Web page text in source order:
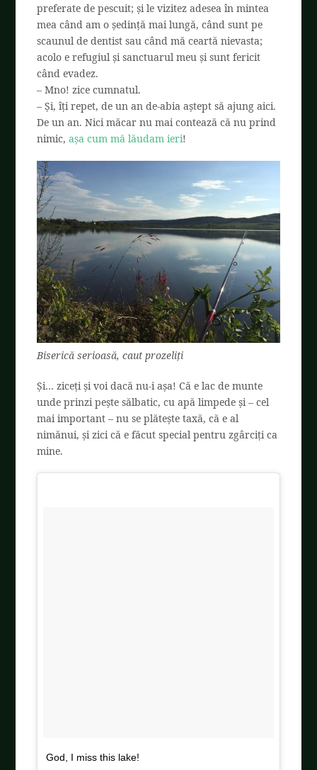
preferate de pescuit; și le vizitez adesea în mintea
mea când am o ședință mai lungă, când sunt pe
scaunul de dentist sau când mă ceartă nievasta;
acolo e refugiul și sanctuarul meu și sunt fericit
când evadez.
– Mno! zice cumnatul.
– Și, îți repet, de un an de-abia aștept să ajung aici.
De un an. Nici măcar nu mai contează că nu prind
nimic,așa cum mă lăudam ieri!
Biserică serioasă, caut prozeliți
Și… ziceți și voi dacă nu-i așa! Că e lac de munte
unde prinzi pește sălbatic, cu apă limpede și – cel
mai important – nu se plătește taxă, că e al
nimănui, și zici că e făcut special pentru zgârciți ca
mine.
God, I miss this lake!